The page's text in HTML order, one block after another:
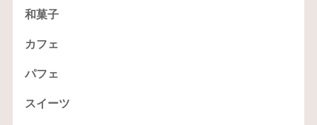
和菓子
カフェ
パフェ
スイーツ